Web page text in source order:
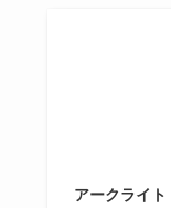
アークライ